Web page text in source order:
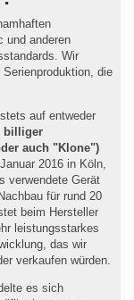
und anderen
Wir
die
auf entweder
billiger
auch "Klone")
2016 in Köln,
verwendete Gerät
für rund 20
beim Hersteller
leistungsstarkes
das wir
verkaufen würden.
es sich